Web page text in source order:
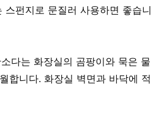
스펀지로 문질러 사용하면 좋습니
다는 화장실의 곰팡이와 묵은 물
합니다. 화장실 벽면과 바닥에 적